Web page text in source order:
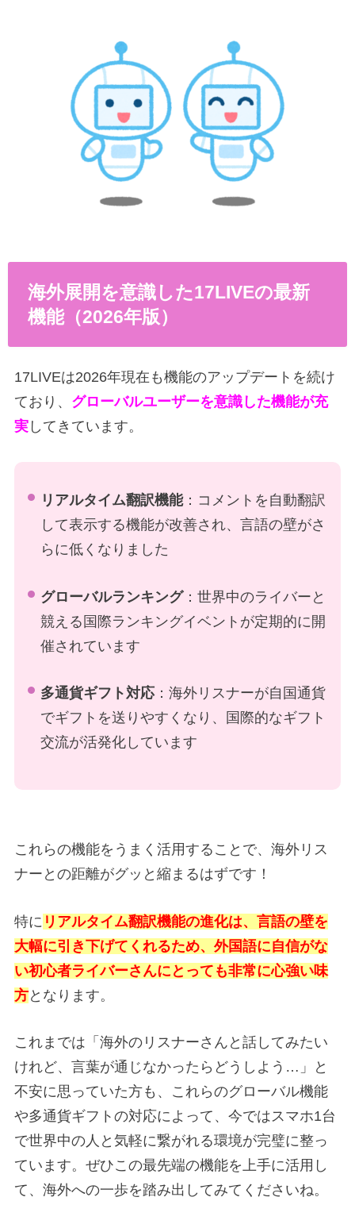
海外展開を意識した17LIVEの最新
機能（2026年版）
17LIVEは2026年現在も機能のアップデートを続け
ており、 グローバルユーザーを意識した機能が充
実 してきています。
リアルタイム翻訳機能：コメントを自動翻訳
して表示する機能が改善され、言語の壁がさ
らに低くなりました
グローバルランキング：世界中のライバーと
競える国際ランキングイベントが定期的に開
催されています
多通貨ギフト対応：海外リスナーが自国通貨
でギフトを送りやすくなり、国際的なギフト
交流が活発化しています
これらの機能をうまく活用することで、海外リス
ナーとの距離がグッと縮まるはずです！
特に リアルタイム翻訳機能の進化は、言語の壁を
大幅に引き下げてくれるため、外国語に自信がな
い初心者ライバーさんにとっても非常に心強い味
方となります。
これまでは「海外のリスナーさんと話してみたい
けれど、言葉が通じなかったらどうしよう…」と
不安に思っていた方も、これらのグローバル機能
や多通貨ギフトの対応によって、今ではスマホ1台
で世界中の人と気軽に繋がれる環境が完璧に整っ
ています。ぜひこの最先端の機能を上手に活用し
て、海外への一歩を踏み出してみてくださいね。